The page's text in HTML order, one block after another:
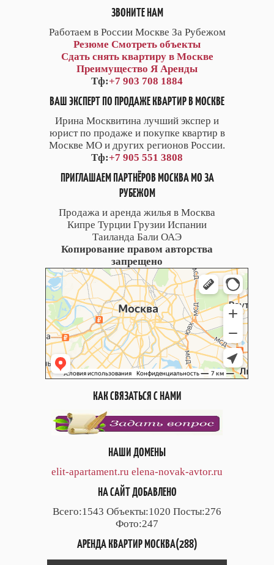
ЗВОНИТЕ НАМ
Работаем в России Москве За Рубежом
Резюме Смотреть объекты
Сдать снять квартиру в Москве
Преимущество Я Аренды
Тф:+7 903 708 1884
ВАШ ЭКСПЕРТ ПО ПРОДАЖЕ КВАРТИР В МОСКВЕ
Ирина Москвитина лучший экспер и
юрист по продаже и покупке квартир в
Москве МО и других регионов России.
Тф:+7 905 551 3808
ПРИГЛАШАЕМ ПАРТНЁРОВ МОСКВА МО ЗА
РУБЕЖОМ
Продажа и аренда жилья в Москва
Кипре Турции Грузии Испании
Таиланда Бали ОАЭ
Копирование правом авторства
запрещено
КАК СВЯЗАТЬСЯ С НАМИ
НАШИ ДОМЕНЫ
elit-apartament.ru elena-novak-avtor.ru
НА САЙТ ДОБАВЛЕНО
Всего:1543 Объекты:1020 Посты:276
Фото:247
АРЕНДА КВАРТИР МОСКВА(288)